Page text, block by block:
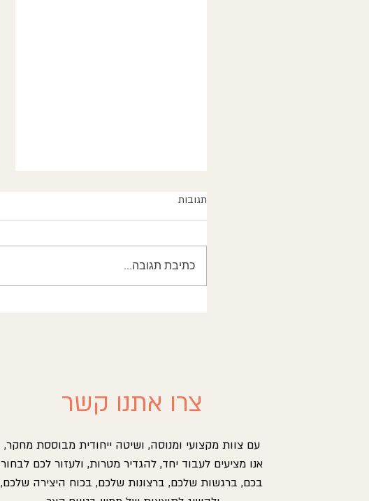
תגובות
כתיבת תגובה...
צרו אתנו קשר
עם צוות מקצועי ומנוסה, ושיטה ייחודית מבוססת מחקר,
אנו מציעים לעבוד יחד, להגדיר מטרות, ולעזור לכם לבחור
בכם, ברגשות שלכם, ברצונות שלכם, בכוח היצירה שלכם,